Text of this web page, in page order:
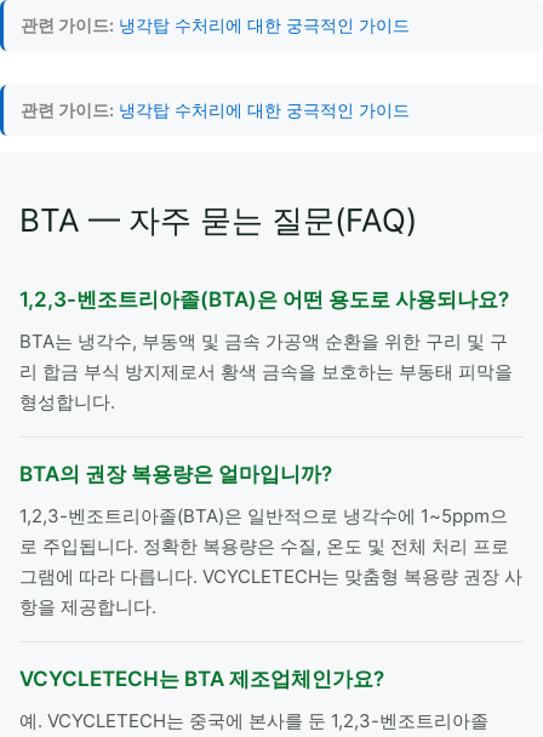
관련 가이드: 냉각탑 수처리에 대한 궁극적인 가이드
관련 가이드: 냉각탑 수처리에 대한 궁극적인 가이드
BTA — 자주 묻는 질문(FAQ)
1,2,3-벤조트리아졸(BTA)은 어떤 용도로 사용되나요?
BTA는 냉각수, 부동액 및 금속 가공액 순환을 위한 구리 및 구
리 합금 부식 방지제로서 황색 금속을 보호하는 부동태 피막을
형성합니다.
BTA의 권장 복용량은 얼마입니까?
1,2,3-벤조트리아졸(BTA)은 일반적으로 냉각수에 1~5ppm으
로 주입됩니다. 정확한 복용량은 수질, 온도 및 전체 처리 프로
그램에 따라 다릅니다. VCYCLETECH는 맞춤형 복용량 권장 사
항을 제공합니다.
VCYCLETECH는 BTA 제조업체인가요?
예. VCYCLETECH는 중국에 본사를 둔 1,2,3-벤조트리아졸